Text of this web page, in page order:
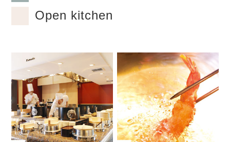
Open kitchen